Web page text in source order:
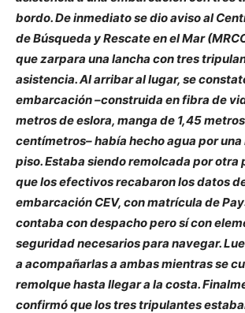
bordo. De inmediato se dio aviso al
de Búsqueda y Rescate en el Mar
que zarpara una lancha con tres
asistencia. Al arribar al lugar, se
embarcación –construida en fibra de
metros de eslora, manga de 1,45
centímetros– había hecho agua por una
piso. Estaba siendo remolcada por otra
que los efectivos recabaron los datos
embarcación CEV, con matrícula de
contaba con despacho pero sí con
seguridad necesarios para navegar.
a acompañarlas a ambas mientras se
remolque hasta llegar a la costa.
confirmó que los tres tripulantes